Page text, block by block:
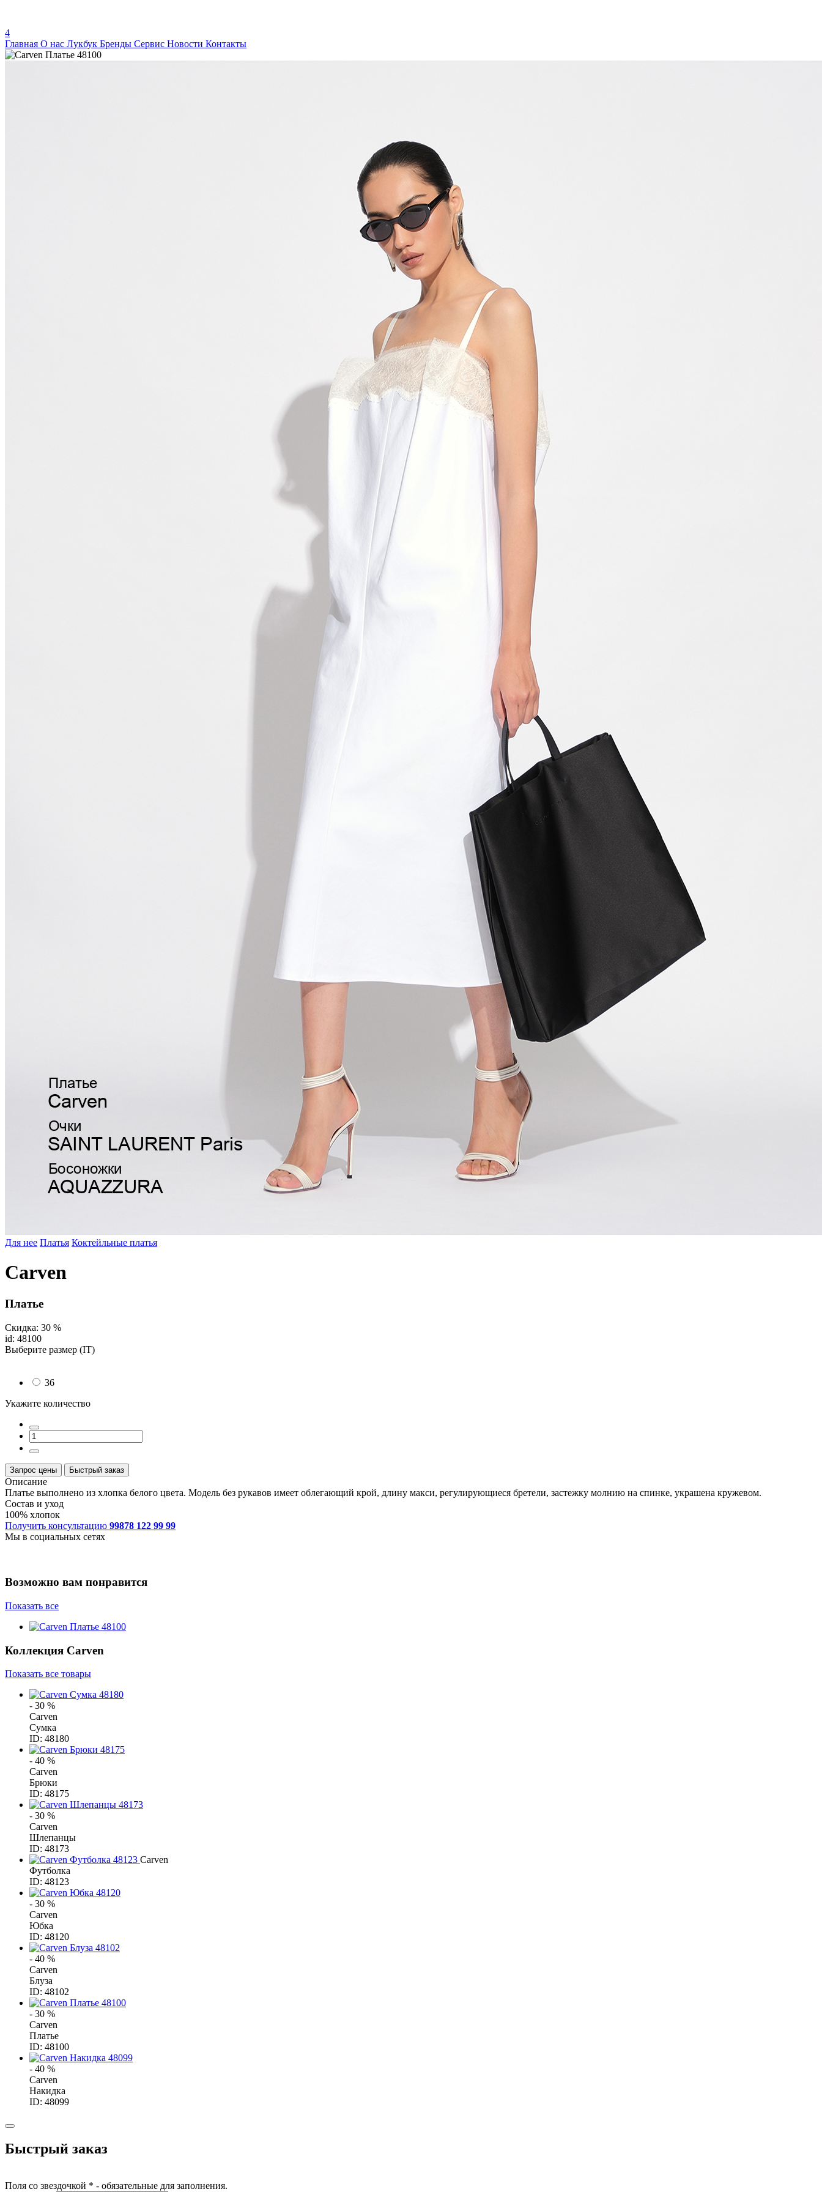
4
Главная О нас Лукбук Бренды Сервис Новости Контакты
Для нее Платья Коктейльные платья
Carven
Платье
Скидка: 30 %
id: 48100
Выберите размер (IT)
36
Укажите количество
Запрос цены Быстрый заказ
Описание
Платье выполнено из хлопка белого цвета. Модель без рукавов имеет облегающий крой, длину макси, регулирующиеся бретели, застежку молнию на спинке, украшена кружевом.
Состав и уход
100% хлопок
Получить консультацию 99878 122 99 99
Мы в социальных сетях
Возможно вам понравится
Показать все
Коллекция Carven
Показать все товары
- 30 %
Carven
Сумка
ID: 48180
- 40 %
Carven
Брюки
ID: 48175
- 30 %
Carven
Шлепанцы
ID: 48173
Carven
Футболка
ID: 48123
- 30 %
Carven
Юбка
ID: 48120
- 40 %
Carven
Блуза
ID: 48102
- 30 %
Carven
Платье
ID: 48100
- 40 %
Carven
Накидка
ID: 48099
Быстрый заказ
Поля со звездочкой * - обязательные для заполнения.